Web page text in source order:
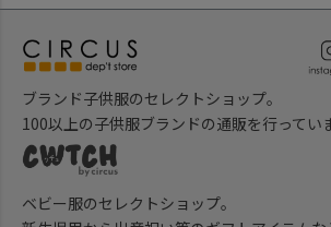
ブランド子供服のセレクトショップ。
100以上の子供服ブランドの通販を行ってい
ベビー服のセレクトショップ。